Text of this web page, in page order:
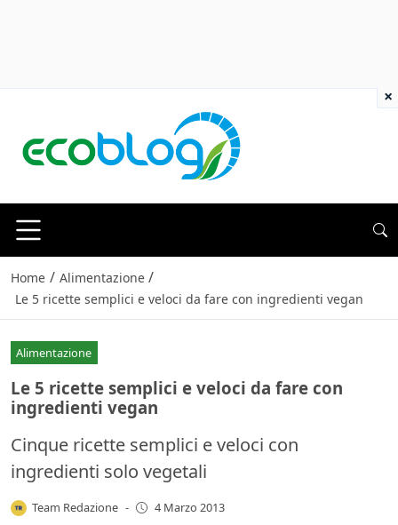
Home / Alimentazione /
Le 5 ricette semplici e veloci da fare con ingredienti vegan
Alimentazione
Le 5 ricette semplici e veloci da fare con
ingredienti vegan
Cinque ricette semplici e veloci con
ingredienti solo vegetali
Team Redazione - 4 Marzo 2013
×